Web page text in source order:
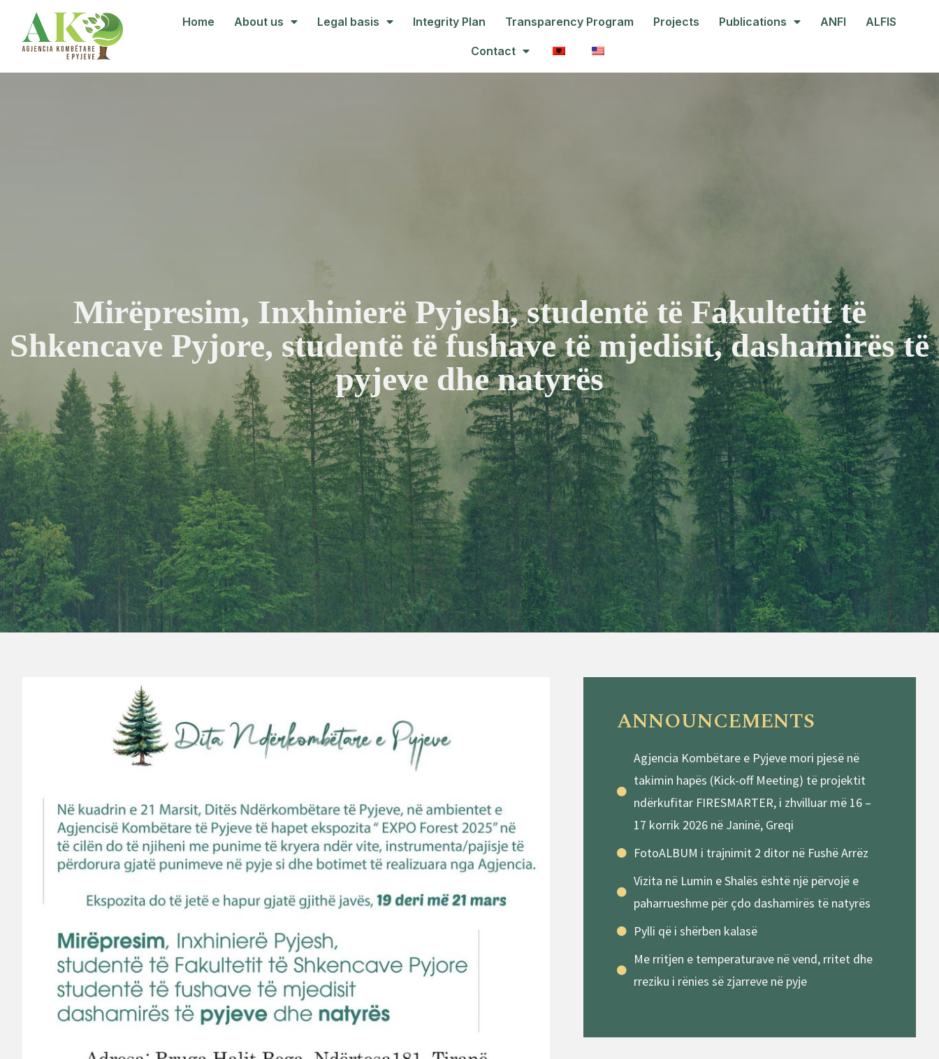
Home About us Legal basis Integrity Plan Transparency Program Projects Publications ANFI ALFIS
Contact
Mirëpresim, Inxhinierë Pyjesh, studentë të Fakultetit të
Shkencave Pyjore, studentë të fushave të mjedisit, dashamirës të
pyjeve dhe natyrës
ANNOUNCEMENTS
Agjencia Kombëtare e Pyjeve mori pjesë në
takimin hapës (Kick-off Meeting) të projektit
ndërkufitar FIRESMARTER, i zhvilluar më 16 –
17 korrik 2026 në Janinë, Greqi
FotoALBUM i trajnimit 2 ditor në Fushë Arrëz
Vizita në Lumin e Shalës është një përvojë e
paharrueshme për çdo dashamirës të natyrës
Pylli që i shërben kalasë
Me rritjen e temperaturave në vend, rritet dhe
rreziku i rënies së zjarreve në pyje